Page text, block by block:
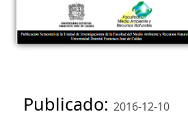
Publicado: 2016-12-10